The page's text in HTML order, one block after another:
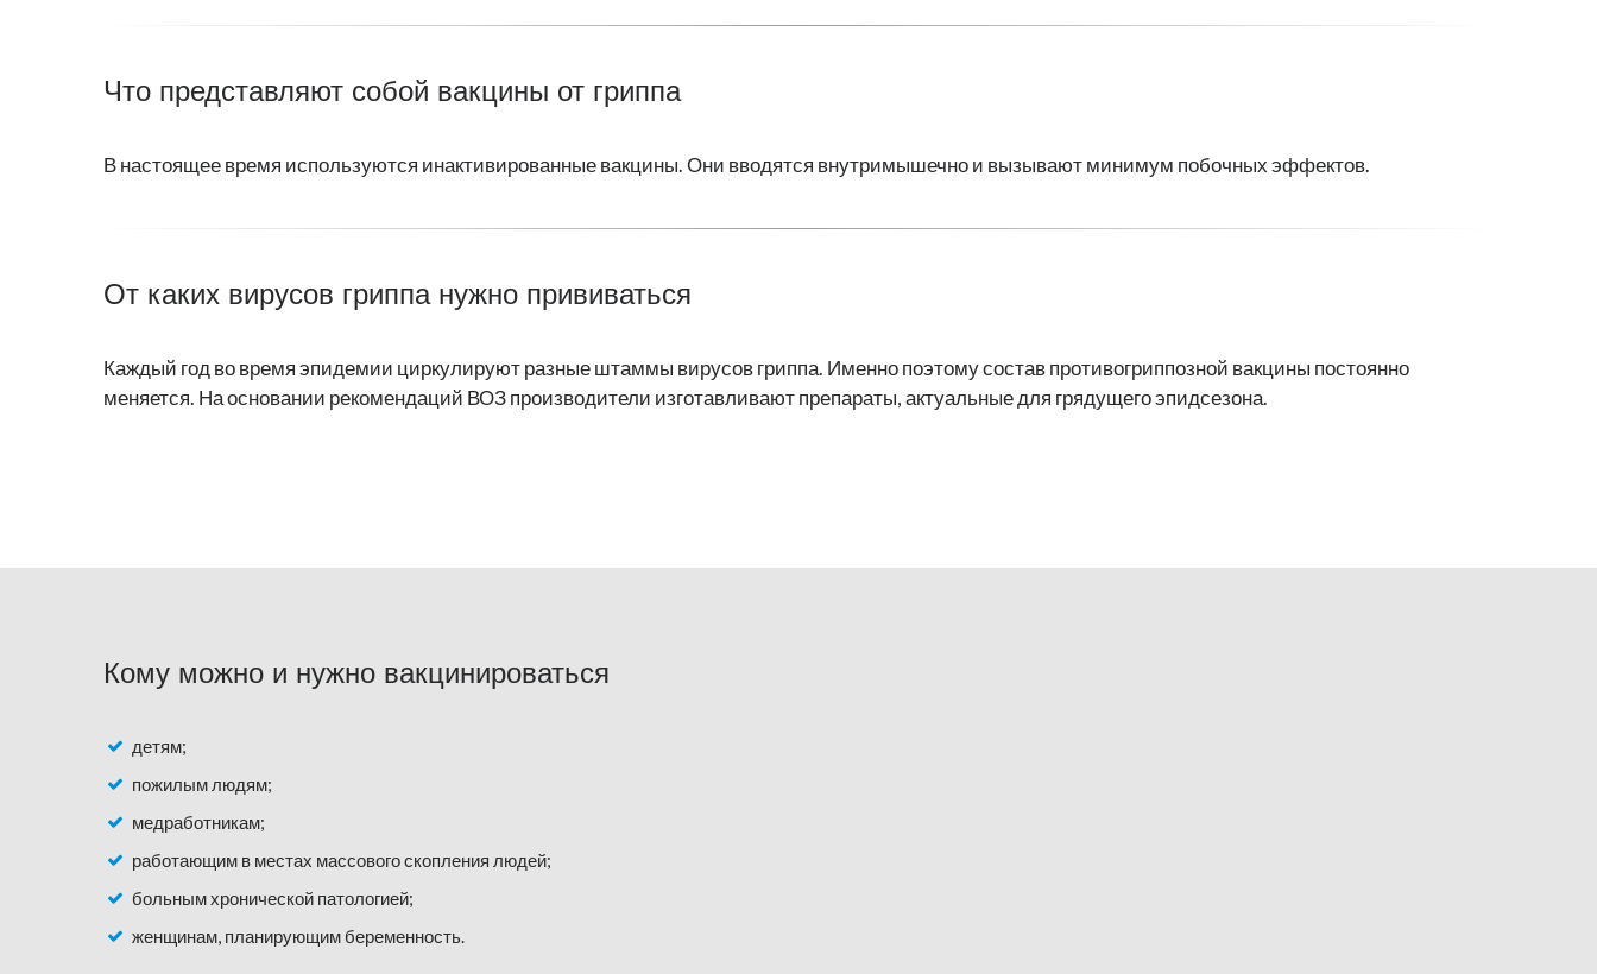
Что представляют собой вакцины от гриппа
В настоящее время используются инактивированные вакцины. Они вводятся внутримышечно и вызывают минимум побочных эффектов.
От каких вирусов гриппа нужно прививаться
Каждый год во время эпидемии циркулируют разные штаммы вирусов гриппа. Именно поэтому состав противогриппозной вакцины постоянно
меняется. На основании рекомендаций ВОЗ производители изготавливают препараты, актуальные для грядущего эпидсезона.
Кому можно и нужно вакцинироваться
детям;
пожилым людям;
медработникам;
работающим в местах массового скопления людей;
больным хронической патологией;
женщинам, планирующим беременность.